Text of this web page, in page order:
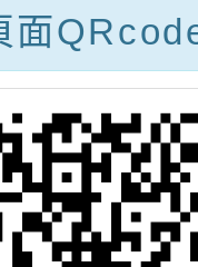
葉教
要事
起尊
面